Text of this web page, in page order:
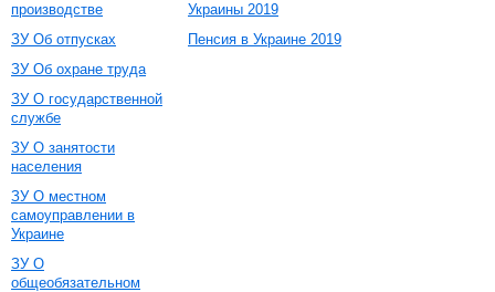
производстве
ЗУ Об отпусках
ЗУ Об охране труда
ЗУ О государственной
службе
ЗУ О занятости
населения
ЗУ О местном
самоуправлении в
Украине
ЗУ О
общеобязательном
Украины 2019
Пенсия в Украине 2019